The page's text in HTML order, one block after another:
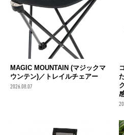
MAGIC MOUNTAIN (マジックマ
ウンテン)／トレイルチェアー
2026.08.07